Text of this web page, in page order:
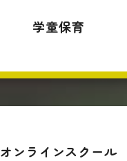
学童保育
オンラインスクール